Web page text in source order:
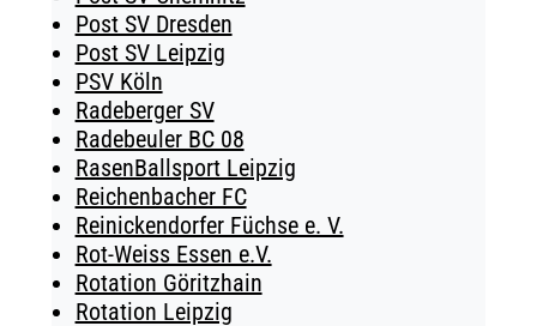
Post SV Dresden
Post SV Leipzig
PSV Köln
Radeberger SV
Radebeuler BC 08
RasenBallsport Leipzig
Reichenbacher FC
Reinickendorfer Füchse e. V.
Rot-Weiss Essen e.V.
Rotation Göritzhain
Rotation Leipzig